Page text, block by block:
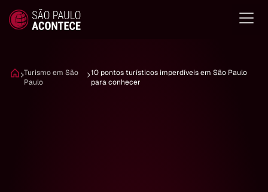
Turismo em São
Paulo
10 pontos turísticos imperdíveis em São Paulo
para conhecer